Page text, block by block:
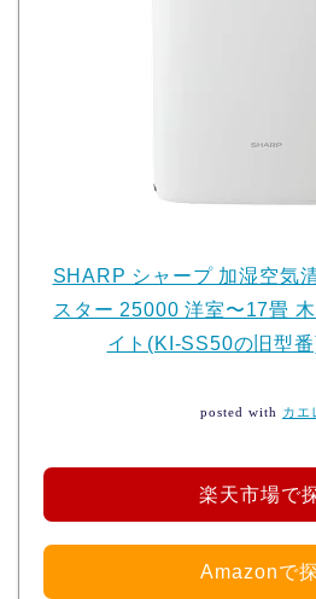
SHARP シャープ 加湿空気
スター 25000 洋室〜17畳
イト(KI-SS50の旧型
posted with カエ
楽天市場で
Amazonで